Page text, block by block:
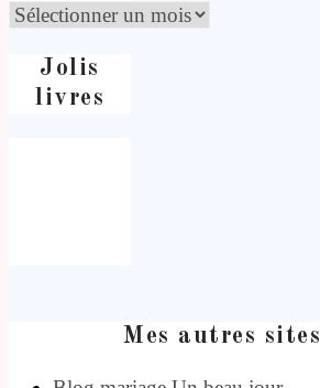
Jolis
livres
Mes autres sites